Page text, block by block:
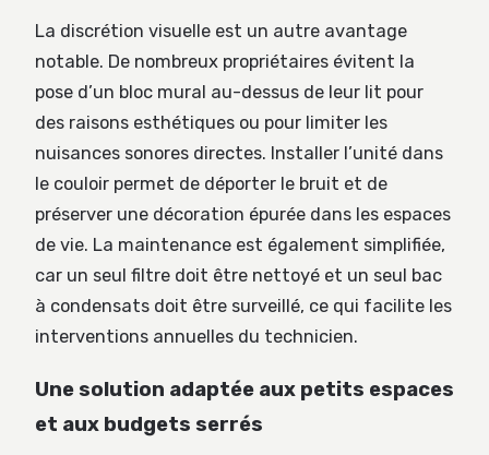
La discrétion visuelle est un autre avantage
notable. De nombreux propriétaires évitent la
pose d’un bloc mural au-dessus de leur lit pour
des raisons esthétiques ou pour limiter les
nuisances sonores directes. Installer l’unité dans
le couloir permet de déporter le bruit et de
préserver une décoration épurée dans les espaces
de vie. La maintenance est également simplifiée,
car un seul filtre doit être nettoyé et un seul bac
à condensats doit être surveillé, ce qui facilite les
interventions annuelles du technicien.
Une solution adaptée aux petits espaces
et aux budgets serrés